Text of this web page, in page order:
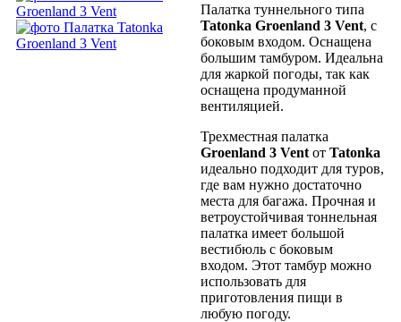
Палатка туннельного типа
Tatonka Groenland 3 Vent, с
боковым входом. Оснащена
большим тамбуром. Идеальна
для жаркой погоды, так как
оснащена продуманной
вентиляцией.
Трехместная палатка
Groenland 3 Vent от Tatonka
идеально подходит для туров,
где вам нужно достаточно
места для багажа. Прочная и
ветроустойчивая тоннельная
палатка имеет большой
вестибюль с боковым
входом. Этот тамбур можно
использовать для
приготовления пищи в
любую погоду.